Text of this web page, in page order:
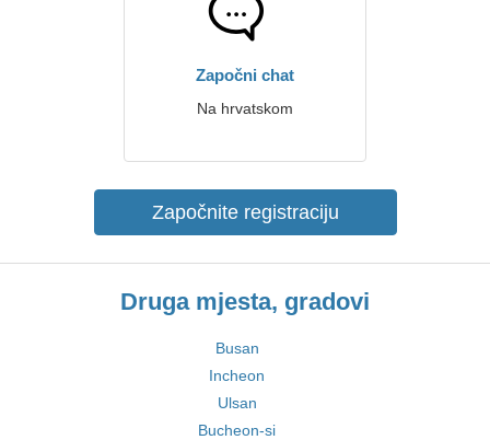
Započni chat
Na hrvatskom
Započnite registraciju
Druga mjesta, gradovi
Busan
Incheon
Ulsan
Bucheon-si